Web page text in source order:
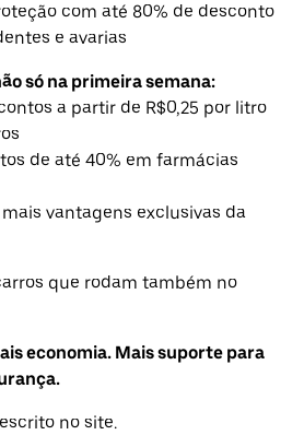
com até 80% de desconto
e avarias
só na primeira semana:
a partir de R$0,25 por litro
de até 40% em farmácias
vantagens exclusivas da
que rodam também no
economia. Mais suporte para
no site.